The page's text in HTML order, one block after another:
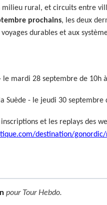
rural, et circuits entre
prochains, les deux
durables et aux
le mardi 28 septembre de 10h
Suède - le jeudi 30 septembre
et les replays des
destination/gonordic/
pour Tour Hebdo.